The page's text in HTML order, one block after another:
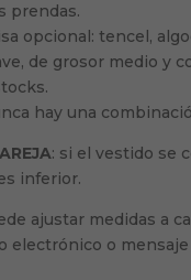
prendas.
opcional: tencel,
de grosor medio y
hay una
: si el vestido se
inferior.
ajustar medidas a
electrónico o